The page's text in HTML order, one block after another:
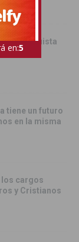
Reconquista
Gloriosa
tiene un futuro
en la misma
los cargos
y Cristianos
en:4